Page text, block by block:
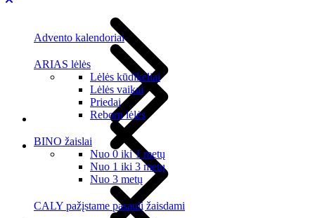
Advento kalendoriai
ARIAS lėlės
Lėlės kūdikėliai
Lėlės vaikai
Priedai
Reborn lėlės
BINO žaislai
Nuo 0 iki 1 metų
Nuo 1 iki 3 metų
Nuo 3 metų
CALY pažįstame pasaulį žaisdami